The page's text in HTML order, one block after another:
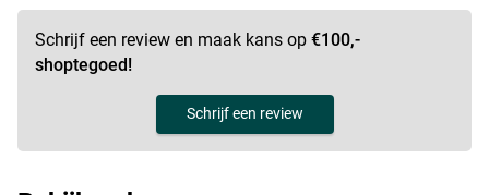
- Gevlochten lijn
- Fluo Orange
- Geschikt voor veel verschillende visserijen
- Gevlochten uit 8 strengen
- Zeer strak gevlochten
Schrijf een review en maak kans op €100,-
shoptegoed!
Schrijf een review